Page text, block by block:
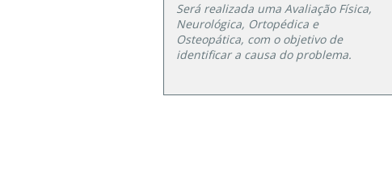
Será realizada uma Avaliação Física,
Neurológica, Ortopédica e
Osteopática, com o objetivo de
identificar a causa do problema.